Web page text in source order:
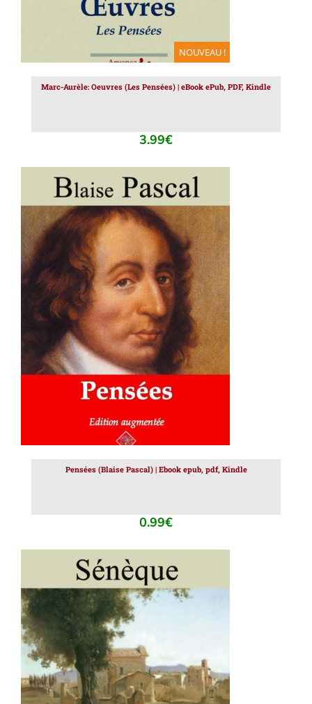
NOUVEAU !
Marc-Aurèle: Oeuvres (Les Pensées) | eBook ePub, PDF, Kindle
3.99€
AJOUTER AU PANIER / DÉTAILS
Pensées (Blaise Pascal) | Ebook epub, pdf, Kindle
0.99€
AJOUTER AU PANIER / DÉTAILS